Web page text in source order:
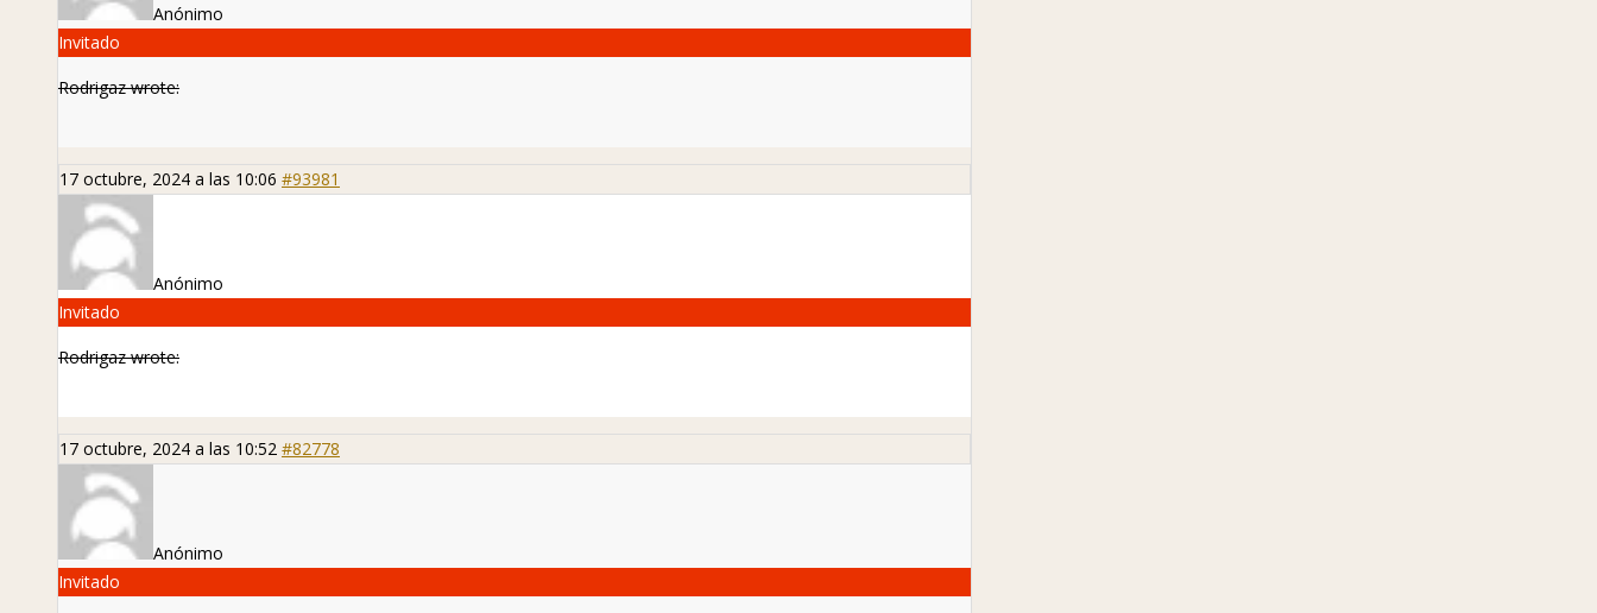
Anónimo
Invitado
Rodrigaz wrote:
17 octubre, 2024 a las 10:06 #93981
Anónimo
Invitado
Rodrigaz wrote:
17 octubre, 2024 a las 10:52 #82778
Anónimo
Invitado